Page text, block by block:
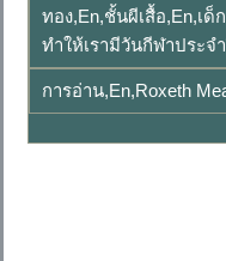
ทอง,en,ชั้นผีเสื้อ,en,เ
ทำให้เรามีวันกีฬาประจ
การอ่าน,en,Roxeth